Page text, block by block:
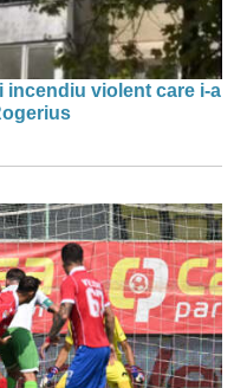
incendiu violent care i-a